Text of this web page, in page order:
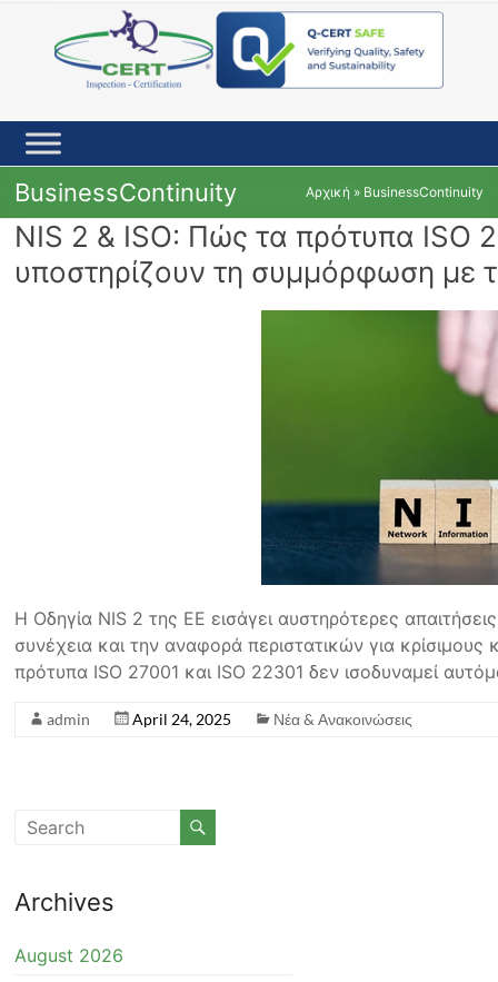
content
BusinessContinuity Αρχική » BusinessContinuity
NIS 2 & ISO: Πώς τα πρότυπα ISO
υποστηρίζουν τη συμμόρφωση με
Η Οδηγία NIS 2 της ΕΕ εισάγει αυστηρότερες
συνέχεια και την αναφορά περιστατικών για
πρότυπα ISO 27001 και ISO 22301 δεν ισοδυναμεί
admin April 24, 2025 Νέα & Ανακοινώσεις
Archives
August 2026